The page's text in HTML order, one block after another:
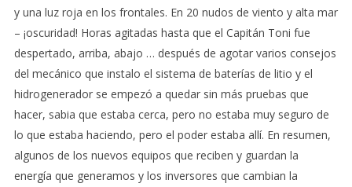
y una luz roja en los frontales. En 20 nudos de viento y alta mar
– ¡oscuridad! Horas agitadas hasta que el Capitán Toni fue
despertado, arriba, abajo … después de agotar varios consejos
del mecánico que instalo el sistema de baterías de litio y el
hidrogenerador se empezó a quedar sin más pruebas que
hacer, sabia que estaba cerca, pero no estaba muy seguro de
lo que estaba haciendo, pero el poder estaba allí. En resumen,
algunos de los nuevos equipos que reciben y guardan la
energía que generamos y los inversores que cambian la